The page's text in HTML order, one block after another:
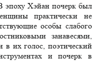
эпоху Хэйан почерк был
практически не
особы слабого
занавесями,
их голос, поэтический
и почерк в